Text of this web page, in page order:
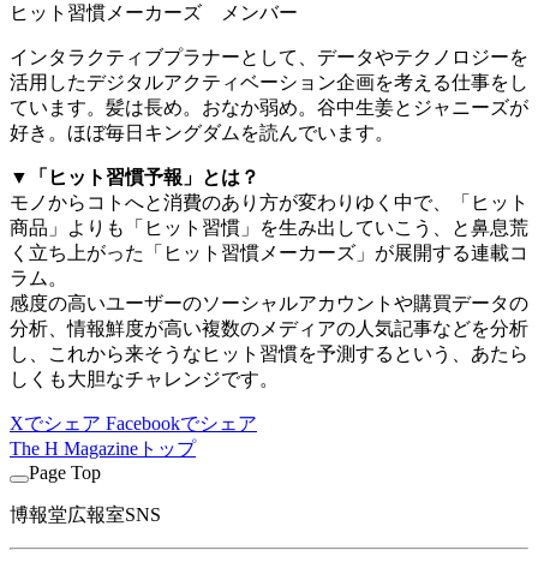
ヒット習慣メーカーズ メンバー
インタラクティブプラナーとして、データやテクノロジーを
活用したデジタルアクティベーション企画を考える仕事をし
ています。髪は長め。おなか弱め。谷中生姜とジャニーズが
好き。ほぼ毎日キングダムを読んでいます。
▼「ヒット習慣予報」とは？
モノからコトへと消費のあり方が変わりゆく中で、「ヒット
商品」よりも「ヒット習慣」を生み出していこう、と鼻息荒
く立ち上がった「ヒット習慣メーカーズ」が展開する連載コ
ラム。
感度の高いユーザーのソーシャルアカウントや購買データの
分析、情報鮮度が高い複数のメディアの人気記事などを分析
し、これから来そうなヒット習慣を予測するという、あたら
しくも大胆なチャレンジです。
Xでシェア Facebookでシェア
The H Magazineトップ
Page Top
博報堂広報室SNS